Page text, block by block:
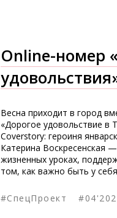
Online-номер
Весна приходит в город
«Дорогое удовольствие в
Coverstory: героиня
Катерина Воскресенская
жизненных уроках,
том, как важно быть у
#СпецПроект